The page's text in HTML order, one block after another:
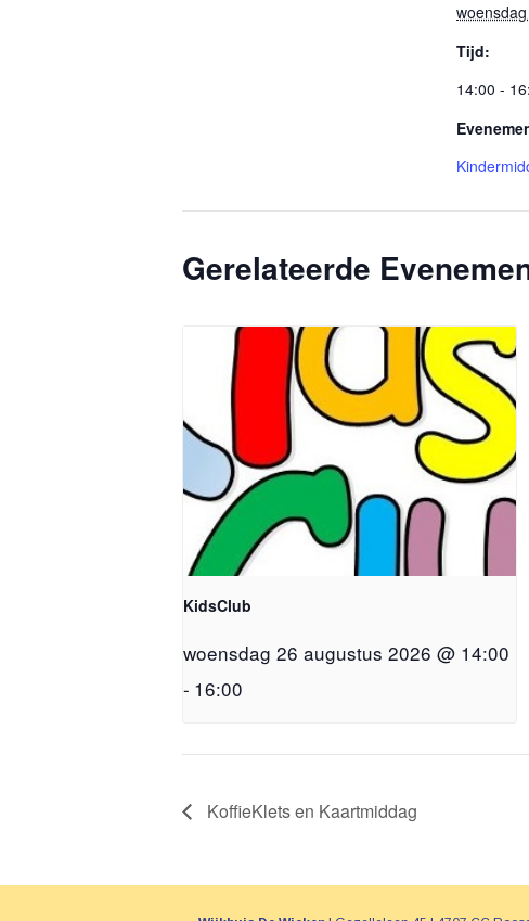
Tijd:
14:00 -
Gerelateerde
KidsClub
woensdag 26 augustus 2026 @ 14:00
- 16:00
KoffieKlets en Kaartmiddag